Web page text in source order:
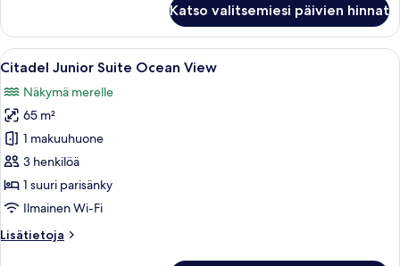
Bedroom
Suite
Garden
Katso valitsemiesi päivien hinnat
Avaa
kaikki
huonetyypin
Citadel
Junior
Suite
Ocean
View
Moderni hotellihuone, jossa on
6
Citadel Junior Suite Ocean View
Näkymä merelle
65 m²
1 makuuhuone
3 henkilöä
1 suuri parisänky
Ilmainen Wi-Fi
Lisätietoja
Lisätietoja